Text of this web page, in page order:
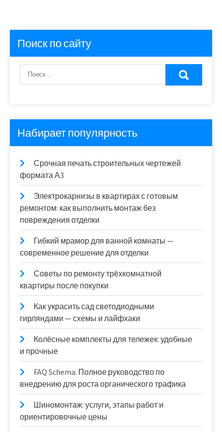
Поиск по сайту
Набирает популярность
Срочная печать строительных чертежей
формата А3
Электрокарнизы в квартирах с готовым
ремонтом: как выполнить монтаж без
повреждения отделки
Гибкий мрамор для ванной комнаты —
современное решение для отделки
Советы по ремонту трёхкомнатной
квартиры после покупки
Как украсить сад светодиодными
гирляндами — схемы и лайфхаки
Колёсные комплекты для тележек: удобные
и прочные
FAQ Schema: Полное руководство по
внедрению для роста органического трафика
Шиномонтаж: услуги, этапы работ и
ориентировочные цены